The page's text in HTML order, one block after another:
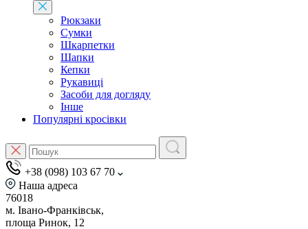
Рюкзаки
Сумки
Шкарпетки
Шапки
Кепки
Рукавиці
Засоби для догляду
Інше
Популярні кросівки
+38 (098) 103 67 70
Наша адреса
76018
м. Івано-Франківськ,
площа Ринок, 12